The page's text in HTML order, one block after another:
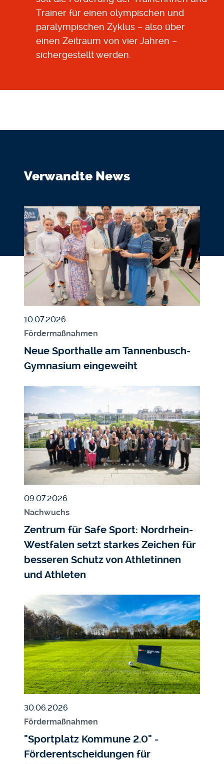
Trainer für einen olympischen und
paralympischen Zyklus – also über
einen Zeitraum von vier Jahren –
sichergestellt werden.
Verwandte News
Bildmedium
Bild
Veröffentlicht am
10.07.2026
Fördermaßnahmen
Neue Sporthalle am Tannenbusch-
Gymnasium eingeweiht
Bildmedium
Veröffentlicht am
09.07.2026
Nachwuchs
Zentrum für Safe Sport: Nordrhein-
Westfalen setzt starkes Zeichen für
besseren Schutz von Athletinnen
und Athleten
Bildmedium
Veröffentlicht am
30.06.2026
Fördermaßnahmen
"Sportplatz Kommune 2.0" -
Förderentscheidungen für